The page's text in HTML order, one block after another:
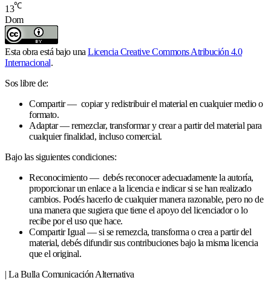
13℃
Dom
Esta obra está bajo una Licencia Creative Commons Atribución 4.0
Internacional.
Sos libre de:
Compartir — copiar y redistribuir el material en cualquier medio o
formato.
Adaptar — remezclar, transformar y crear a partir del material para
cualquier finalidad, incluso comercial.
Bajo las siguientes condiciones:
Reconocimiento — debés reconocer adecuadamente la autoría,
proporcionar un enlace a la licencia e indicar si se han realizado
cambios. Podés hacerlo de cualquier manera razonable, pero no de
una manera que sugiera que tiene el apoyo del licenciador o lo
recibe por el uso que hace.
Compartir Igual — si se remezcla, transforma o crea a partir del
material, debés difundir sus contribuciones bajo la misma licencia
que el original.
| La Bulla Comunicación Alternativa